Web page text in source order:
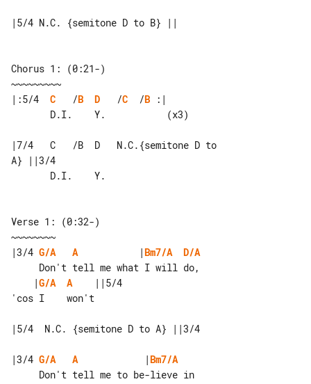
|5/4 N.C. {semitone D to B} ||
Chorus 1: (0:21-)
|:5/4 C
   /
B D
   /
C
  /
B :|
|7/4   C   /B  D   N.C.{semitone D to
A} ||3/4
Verse 1: (0:32-)
|3/4 G/A A
           |
Bm7/A
D/A
    |
G/A A
    ||5/4
'cos I    won't
|5/4  N.C. {semitone D to A} ||3/4
|3/4 G/A A
            |
Bm7/A